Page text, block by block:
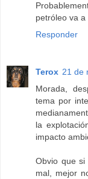
petróleo va
Responder
Terox 21 de
Morada,
tema por
la
impacto
Obvio que
mal, mejor